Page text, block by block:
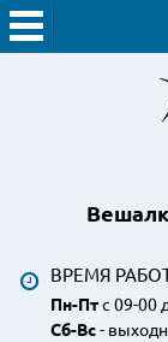
ВРЕМЯ
Пн-Птс 09-00
Сб-Вс-